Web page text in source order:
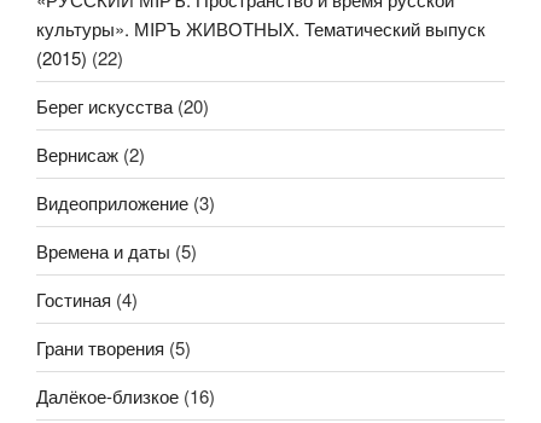
культуры». МIРЪ ЖИВОТНЫХ. Тематический выпуск
(2015) (22)
Берег искусства (20)
Вернисаж (2)
Видеоприложение (3)
Времена и даты (5)
Гостиная (4)
Грани творения (5)
Далёкое-близкое (16)